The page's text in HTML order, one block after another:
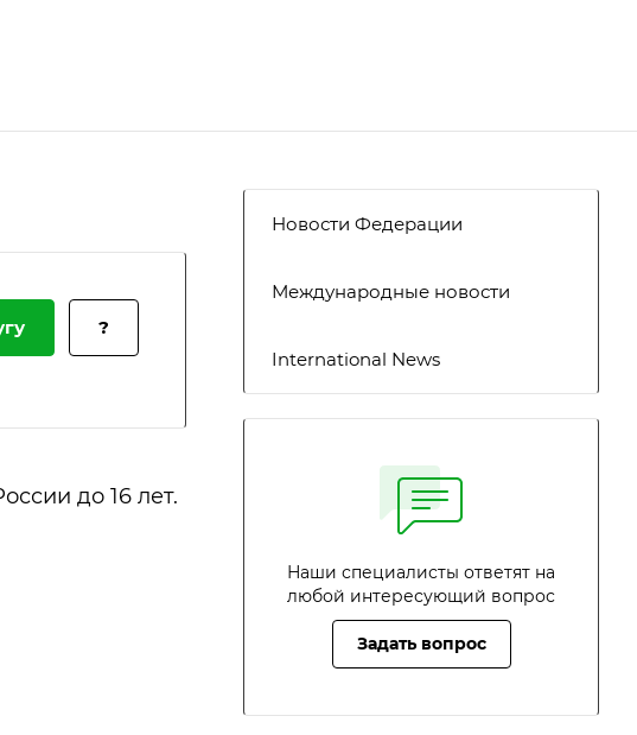
?
до 16 лет.
Новости Федерации
Международные новости
International News
Наши специалисты ответят на
любой интересующий вопрос
Задать вопрос